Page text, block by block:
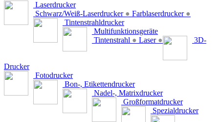
Laserdrucker
Schwarz/Weiß-Laserdrucker ● Farblaserdrucker ●
Tintenstrahldrucker
Multifunktionsgeräte
Tintenstrahl ● Laser ● 3D-
Drucker
Fotodrucker
Bon-, Etikettendrucker
Nadel-, Matrixdrucker
Großformatdrucker
Spezialdrucker